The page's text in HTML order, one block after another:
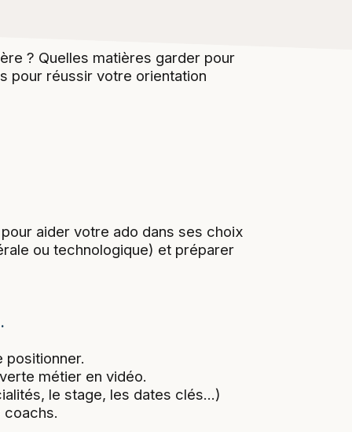
? Quelles matières garder pour
pour réussir votre orientation
aider votre ado dans ses choix
ou technologique) et préparer
métier en vidéo.
le stage, les dates clés...)